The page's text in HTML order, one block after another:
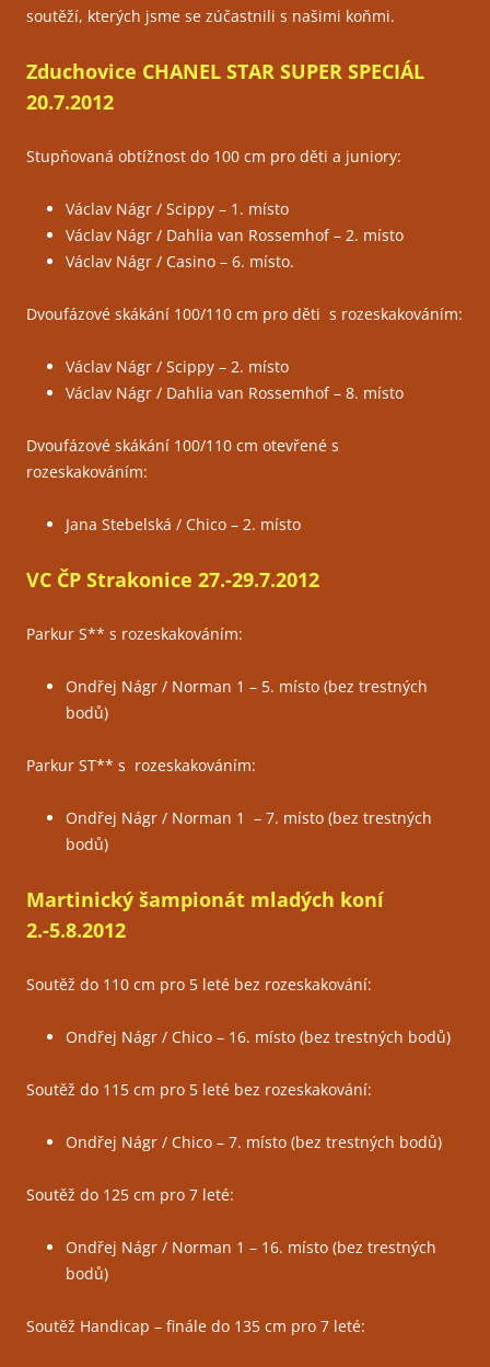
soutěží, kterých jsme se zúčastnili s našimi koňmi.
Zduchovice CHANEL STAR SUPER SPECIÁL
20.7.2012
Stupňovaná obtížnost do 100 cm pro děti a juniory:
Václav Nágr / Scippy – 1. místo
Václav Nágr / Dahlia van Rossemhof – 2. místo
Václav Nágr / Casino – 6. místo.
Dvoufázové skákání 100/110 cm pro děti s rozeskakováním:
Václav Nágr / Scippy – 2. místo
Václav Nágr / Dahlia van Rossemhof – 8. místo
Dvoufázové skákání 100/110 cm otevřené s
rozeskakováním:
Jana Stebelská / Chico – 2. místo
VC ČP Strakonice 27.-29.7.2012
Parkur S** s rozeskakováním:
Ondřej Nágr / Norman 1 – 5. místo (bez trestných
bodů)
Parkur ST** s rozeskakováním:
Ondřej Nágr / Norman 1 – 7. místo (bez trestných
bodů)
Martinický šampionát mladých koní
2.-5.8.2012
Soutěž do 110 cm pro 5 leté bez rozeskakování:
Ondřej Nágr / Chico – 16. místo (bez trestných bodů)
Soutěž do 115 cm pro 5 leté bez rozeskakování:
Ondřej Nágr / Chico – 7. místo (bez trestných bodů)
Soutěž do 125 cm pro 7 leté:
Ondřej Nágr / Norman 1 – 16. místo (bez trestných
bodů)
Soutěž Handicap – finále do 135 cm pro 7 leté: